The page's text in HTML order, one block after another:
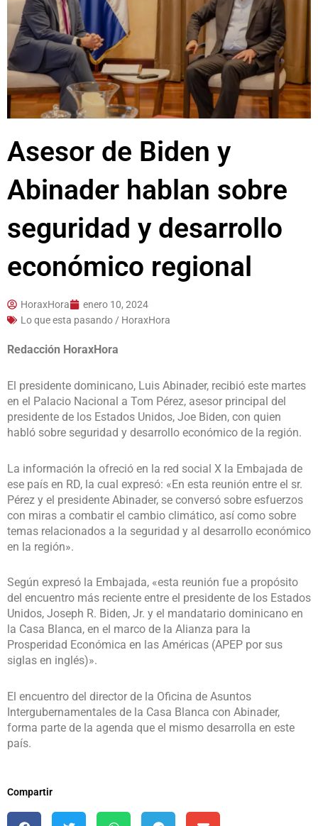
Asesor de Biden y
Abinader hablan sobre
seguridad y desarrollo
económico regional
HoraxHora
enero 10, 2024
Lo que esta pasando / HoraxHora
Redacción HoraxHora
El presidente dominicano, Luis Abinader, recibió este martes
en el Palacio Nacional a Tom Pérez, asesor principal del
presidente de los Estados Unidos, Joe Biden, con quien
habló sobre seguridad y desarrollo económico de la región.
La información la ofreció en la red social X la Embajada de
ese país en RD, la cual expresó: «En esta reunión entre el sr.
Pérez y el presidente Abinader, se conversó sobre esfuerzos
con miras a combatir el cambio climático, así como sobre
temas relacionados a la seguridad y al desarrollo económico
en la región».
Según expresó la Embajada, «esta reunión fue a propósito
del encuentro más reciente entre el presidente de los Estados
Unidos, Joseph R. Biden, Jr. y el mandatario dominicano en
la Casa Blanca, en el marco de la Alianza para la
Prosperidad Económica en las Américas (APEP por sus
siglas en inglés)».
El encuentro del director de la Oficina de Asuntos
Intergubernamentales de la Casa Blanca con Abinader,
forma parte de la agenda que el mismo desarrolla en este
país.
Compartir